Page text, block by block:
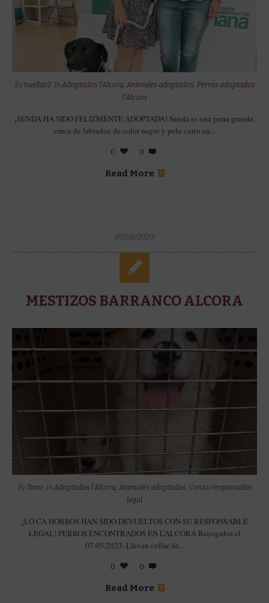
By huellas2 In Adoptados l'Alcora Animales adoptados Perros adoptados
l'Alcora
¡SENDA HA SIDO FELIZMENTE ADOPTADA! Senda es una perra grande,
cruce de labrador, de color negro y pelo corto en...
0 0
Read More
07/05/2023
MESTIZOS BARRANCO ALCORA
By Tono In Adoptados l'Alcora, Animales adoptados, Con su responsable
legal
¡LO CA HORROS HAN SIDO DEVUELTOS CON SU RESPONSABLE
LEGAL! PERROS ENCONTRADOS EN L’ALCORA Recogidos el
07.05.2023. Llevan collar de...
0 0
Read More